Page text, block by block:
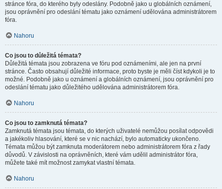
stránce fóra, do kterého byly odeslány. Podobně jako u globálních oznámení,
jsou oprávnění pro odeslání tématu jako oznámení udělována administrátorem
fóra.
Nahoru
Co jsou to důležitá témata?
Důležitá témata jsou zobrazena ve fóru pod oznámeními, ale jen na první
stránce. Často obsahují důležité informace, proto byste je měli číst kdykoli je to
možné. Podobně jako u oznámení a globálních oznámení, jsou oprávnění pro
odeslání tématu jako důležitého udělována administrátorem fóra.
Nahoru
Co jsou to zamknutá témata?
Zamknutá témata jsou témata, do kterých uživatelé nemůžou posílat odpovědi
a jakékoliv hlasování, které se v nic nachází, bylo automaticky ukončeno.
Témata můžou být zamknuta moderátorem nebo administrátorem fóra z řady
důvodů. V závislosti na oprávněních, které vám udělil administrátor fóra,
můžete také mít možnost zamykat vlastní témata.
Nahoru